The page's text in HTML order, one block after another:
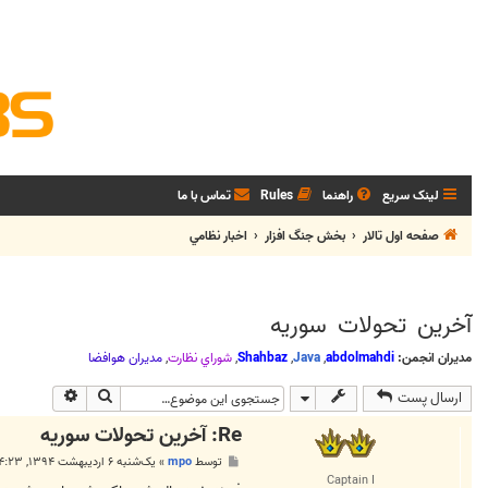
لینک سریع راهنما Rules تماس با ما
صفحه اول تالار
بخش جنگ افزار اخبار نظامي
آخرين تحولات سوريه
مدیران انجمن: abdolmahdi
,
Java
,
Shahbaz
,شوراي نظارت,مديران هوافضا
ارسال پست جستجو
Captain I
Re: آخرين تحولات سوريه
توسطmpo
» یک‌شنبه ۶ اردیبهشت ۱۳۹۴, ۴:۲۳ ق.ظ